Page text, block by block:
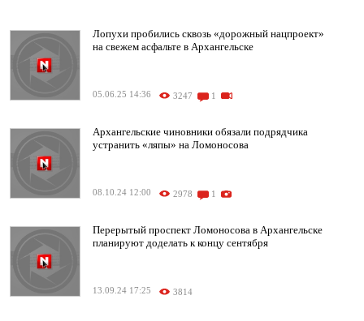
Лопухи пробились сквозь «дорожный нацпроект»
на свежем асфальте в Архангельске
05.06.25 14:36 3247 1
Архангельские чиновники обязали подрядчика
устранить «ляпы» на Ломоносова
08.10.24 12:00 2978 1
Перерытый проспект Ломоносова в Архангельске
планируют доделать к концу сентября
13.09.24 17:25 3814